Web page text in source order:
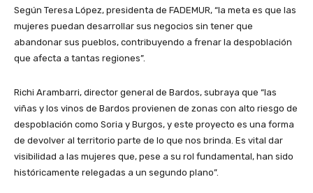
Según Teresa López, presidenta de FADEMUR, “la meta es que las
mujeres puedan desarrollar sus negocios sin tener que
abandonar sus pueblos, contribuyendo a frenar la despoblación
que afecta a tantas regiones”.
Richi Arambarri, director general de Bardos, subraya que “las
viñas y los vinos de Bardos provienen de zonas con alto riesgo de
despoblación como Soria y Burgos, y este proyecto es una forma
de devolver al territorio parte de lo que nos brinda. Es vital dar
visibilidad a las mujeres que, pese a su rol fundamental, han sido
históricamente relegadas a un segundo plano”.